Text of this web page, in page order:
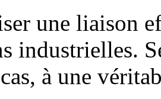
une liaison
industrielles.
à une